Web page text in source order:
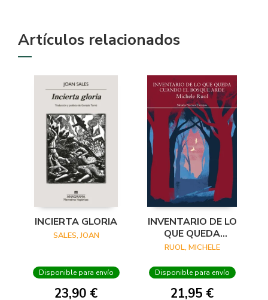
Artículos relacionados
INCIERTA GLORIA
SALES, JOAN
Disponible para envío
23,90 €
INVENTARIO DE LO
QUE QUEDA
CUANDO EL
RUOL, MICHELE
Disponible para envío
21,95 €